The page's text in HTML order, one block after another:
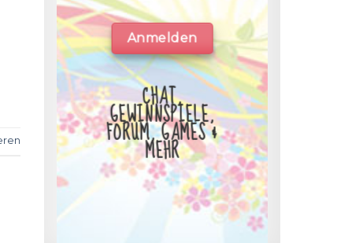
Anmelden
CHAT,
GEWINNSPIELE,
FORUM, GAMES &
MEHR